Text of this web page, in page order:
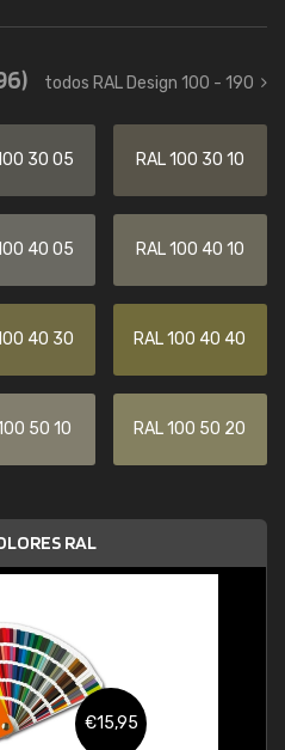
todos RAL Design 100 - 190
30 05 RAL 100 30 10
40 05 RAL 100 40 10
40 30 RAL 100 40 40
50 10 RAL 100 50 20
RAL
€15,95